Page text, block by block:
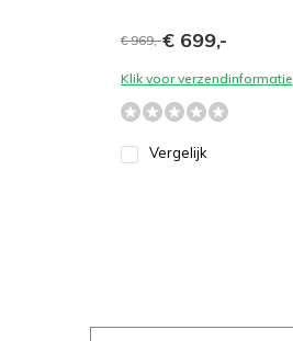
€ 969,-€ 699,-
Klik voor verzendinformatie
Vergelijk